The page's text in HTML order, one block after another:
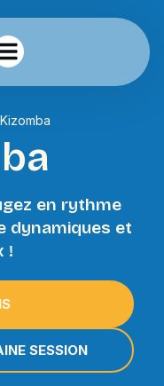
Kizomba
en rythme
dynamiques et
!
SESSION